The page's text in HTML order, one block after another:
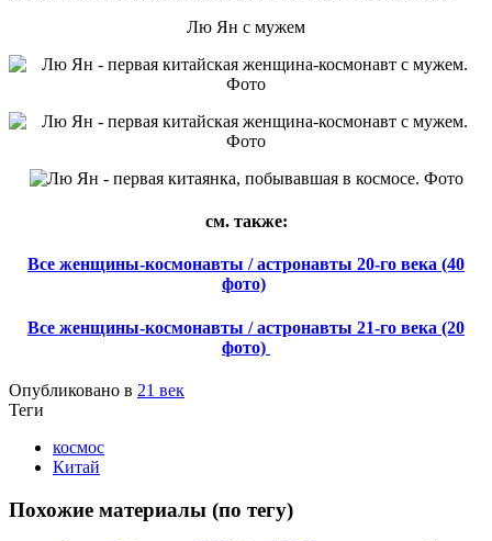
Лю Ян с мужем
см. также:
Все женщины-космонавты / астронавты 20-го века (40
фото)
Все женщины-космонавты / астронавты 21-го века (20
фото)
Опубликовано в 21 век
Теги
космос
Китай
Похожие материалы (по тегу)